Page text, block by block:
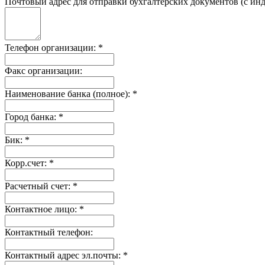
Телефон организации: *
Факс организации:
Наименование банка (полное): *
Город банка: *
Бик: *
Корр.счет: *
Расчетный счет: *
Контактное лицо: *
Контактный телефон:
Контактный адрес эл.почты: *